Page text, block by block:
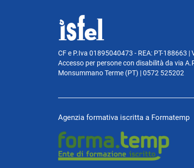
CF e P.Iva 01895040473 - REA: PT-188663
Accesso per persone con disabilità da via
Monsummano Terme (PT) | 0572 525202
Agenzia formativa iscritta a Formatemp